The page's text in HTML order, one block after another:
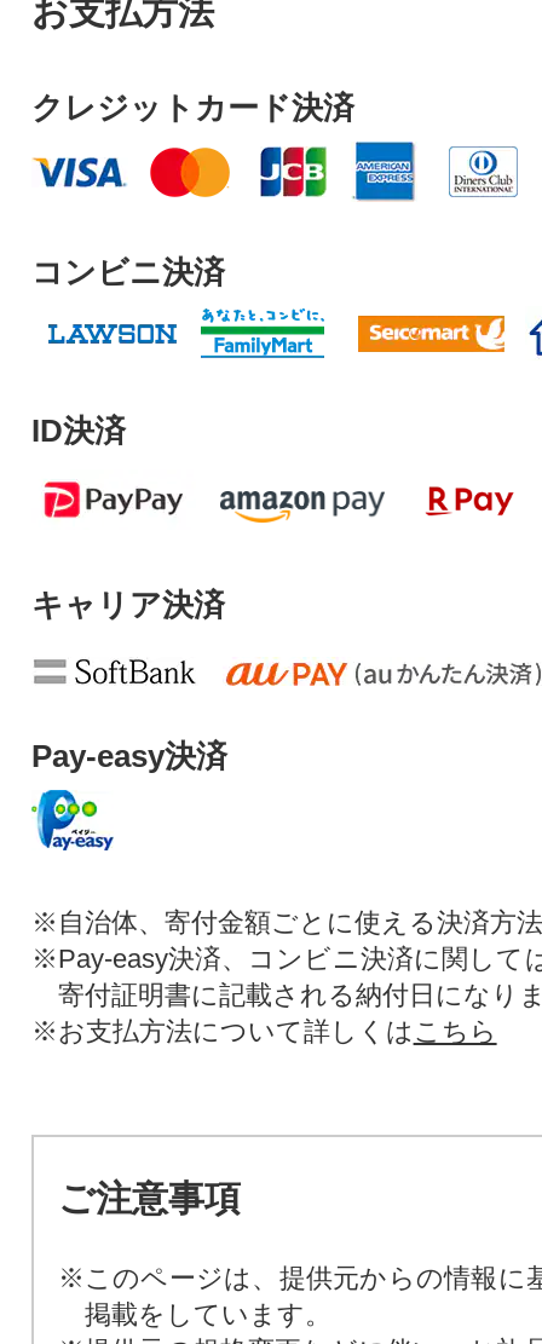
お支払方法
クレジットカード決済
コンビニ決済
ID決済
キャリア決済
Pay-easy決済
※自治体、寄付金額ごとに使える決済方
※Pay-easy決済、コンビニ決済に関して
寄付証明書に記載される納付日になり
※お支払方法について詳しくは こちら
ご注意事項
※このページは、提供元からの情報に
掲載をしています。